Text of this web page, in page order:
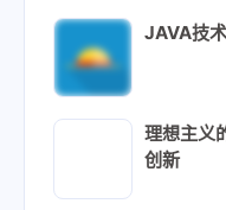
JAVA技
理想主义
创新